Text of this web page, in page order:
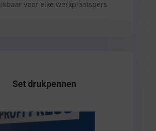
voor elke werkplaatspers
Set drukpennen